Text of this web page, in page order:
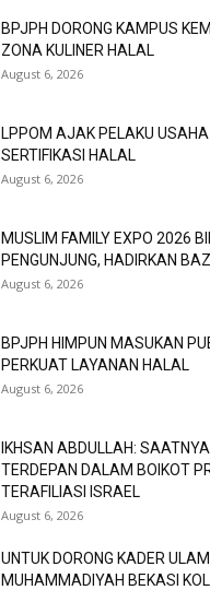
BPJPH DORONG KAMPUS
ZONA KULINER HALAL
August 6, 2026
LPPOM AJAK PELAKU USAHA
SERTIFIKASI HALAL
August 6, 2026
MUSLIM FAMILY EXPO 2026
PENGUNJUNG, HADIRKAN
August 6, 2026
BPJPH HIMPUN MASUKAN
PERKUAT LAYANAN HALAL
August 6, 2026
IKHSAN ABDULLAH:
TERDEPAN DALAM BOIKOT
TERAFILIASI ISRAEL
August 6, 2026
UNTUK DORONG KADER
MUHAMMADIYAH BEKASI